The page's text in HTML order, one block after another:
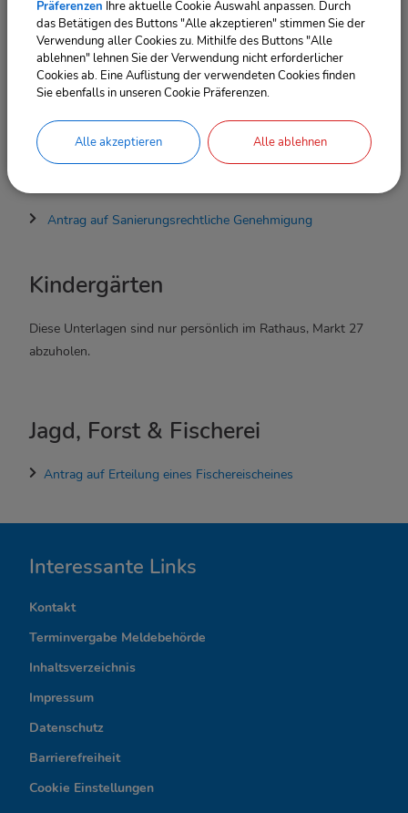
Antrag Sondernutzung
Antrag Sonntagsfahrverbot
Antrag Werbebanner
Anzeige von öffentlichen Veranstaltungen
Antrag auf Sanierungsrechtliche Genehmigung
Kindergärten
Diese Unterlagen sind nur persönlich im Rathaus, Markt 27
abzuholen.
Jagd, Forst & Fischerei
Antrag auf Erteilung eines Fischereischeines
I
n
t
e
r
e
s
Interessante Links
Kontakt
Terminvergabe Meldebehörde
Inhaltsverzeichnis
Impressum
Datenschutz
Barrierefreiheit
Cookie Einstellungen
Präferenzen Ihre aktuelle Cookie Auswahl anpassen. Durch
das Betätigen des Buttons "Alle akzeptieren" stimmen Sie der
Verwendung aller Cookies zu. Mithilfe des Buttons "Alle
ablehnen" lehnen Sie der Verwendung nicht erforderlicher
Cookies ab. Eine Auflistung der verwendeten Cookies finden
Sie ebenfalls in unseren Cookie Präferenzen.
Alle akzeptieren Alle ablehnen